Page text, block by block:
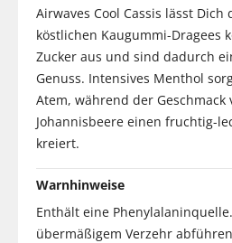
Airwaves Cool Cassis lässt
köstlichen Kaugummi-Dragees
Zucker aus und sind dadurch
Genuss. Intensives Menthol
Atem, während der Geschmack
Johannisbeere einen fruchtig-
kreiert.
Warnhinweise
Enthält eine
übermäßigem Verzehr